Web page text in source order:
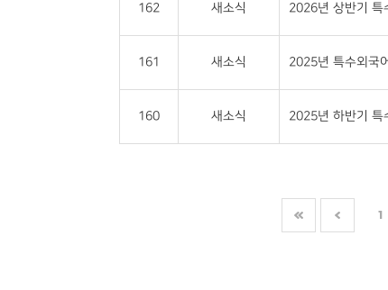
162 새소식 2026년 상반기 특
161 새소식 2025년 특수외국
160 새소식 2025년 하반기 특
1